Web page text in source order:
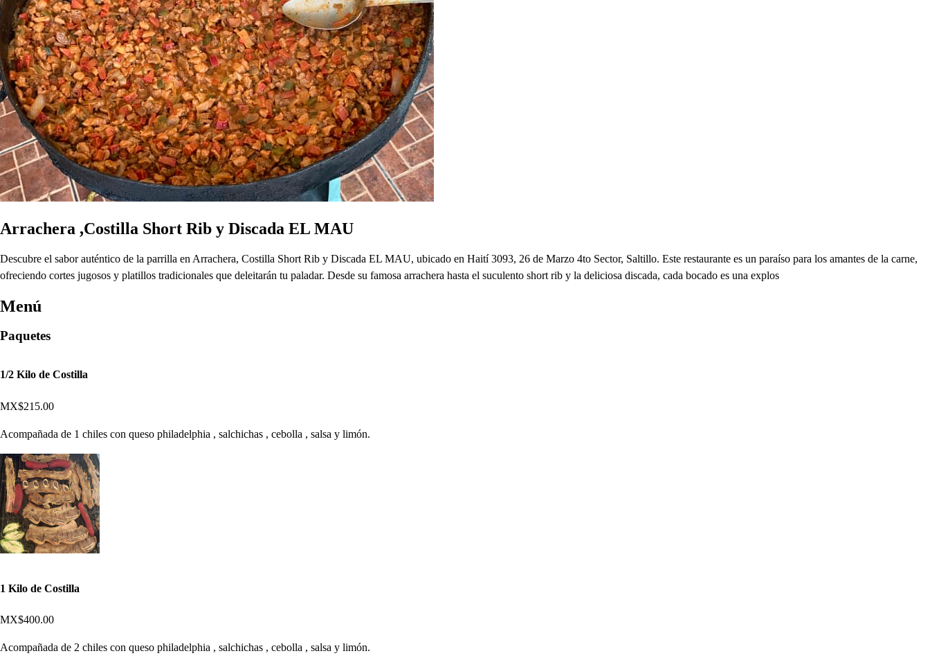
Arrachera ,Costilla Short Rib y Discada EL MAU
Descubre el sabor auténtico de la parrilla en Arrachera, Costilla Short Rib y Discada EL MAU, ubicado en Haití 3093, 26 de Marzo 4to Sector, Saltillo. Este restaurante es un paraíso para los amantes de la carne,
ofreciendo cortes jugosos y platillos tradicionales que deleitarán tu paladar. Desde su famosa arrachera hasta el suculento short rib y la deliciosa discada, cada bocado es una explos
Menú
Paquetes
1/2 Kilo de Costilla
MX$215.00
Acompañada de 1 chiles con queso philadelphia , salchichas , cebolla , salsa y limón.
1 Kilo de Costilla
MX$400.00
Acompañada de 2 chiles con queso philadelphia , salchichas , cebolla , salsa y limón.